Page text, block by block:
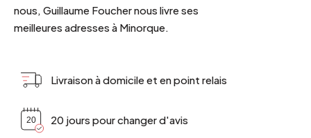
nous, Guillaume Foucher nous livre ses
meilleures adresses à Minorque.
Livraison à domicile et en point relais
20 jours pour changer d'avis